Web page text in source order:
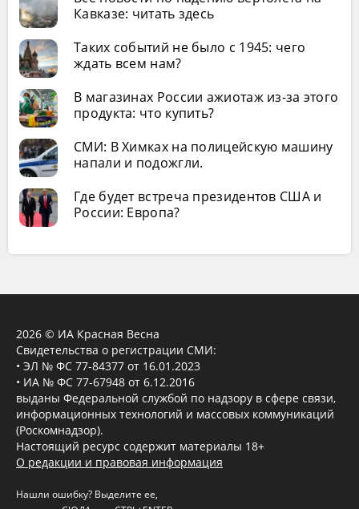
Кавказе: читать здесь
Таких событий не было с 1945: чего
ждать всем нам?
В магазинах России ажиотаж из-за этого
продукта: что купить?
СМИ: В Химках на полицейскую машину
напали и подожгли.
Где будет встреча президентов США и
России: Европа?
2026 © ИА Красная Весна
Свидетельства о регистрации СМИ:
• ЭЛ № ФС 77-84377 от 16.01.2023
• ИА № ФС 77-67948 от 6.12.2016
выданы Федеральной службой по надзору в сфере связи,
информационных технологий и массовых коммуникаций
(Роскомнадзор).
Настоящий ресурс содержит материалы 18+
О редакции и правовая информация
Нашли ошибку? Выделите ее,